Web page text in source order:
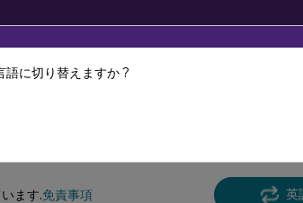
ています。
ます.免責事項 英
語に切り替えますか ?